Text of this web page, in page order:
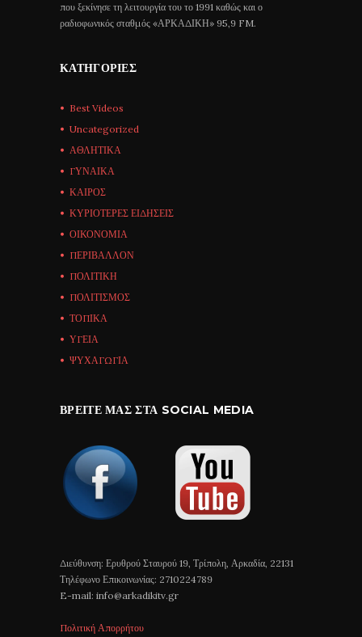
που ξεκίνησε τη λειτουργία του το 1991 καθώς και ο
ραδιοφωνικός σταθμός «ΑΡΚΑΔΙΚΗ» 95,9 FM.
ΚΑΤΗΓΟΡΊΕΣ
Best Videos
Uncategorized
ΑΘΛΗΤΙΚΑ
ΓΥΝΑΙΚΑ
ΚΑΙΡΟΣ
ΚΥΡΙΟΤΕΡΕΣ ΕΙΔΗΣΕΙΣ
ΟΙΚΟΝΟΜΙΑ
ΠΕΡΙΒΑΛΛΟΝ
ΠΟΛΙΤΙΚΗ
ΠΟΛΙΤΙΣΜΟΣ
ΤΟΠΙΚΑ
ΥΓΕΙΑ
ΨΥΧΑΓΩΓΙΑ
ΒΡΕΊΤΕ ΜΑΣ ΣΤΑ SOCIAL MEDIA
Διεύθυνση: Ερυθρού Σταυρού 19, Τρίπολη, Αρκαδία, 22131
Τηλέφωνο Επικοινωνίας: 2710224789
E-mail: info@arkadikitv.gr
Πολιτική Απορρήτου